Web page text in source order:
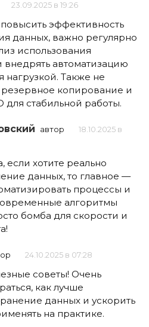
23.09.2025 в 19:26
эффективность
данных, важно регулярно
использования
внедрять автоматизацию
нагрузкой. Также не
копирование и
стабильной работы.
автор
18.10.2025 в
если хотите реально
данных, то главное —
процессы и
алгоритмы
бомба для скорости и
24.10.2025 в 07:28
советы! Очень
как лучше
данных и ускорить
на практике.